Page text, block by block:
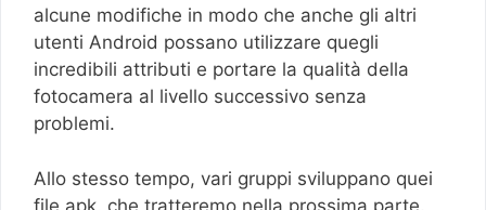
alcune modifiche in modo che anche gli altri
utenti Android possano utilizzare quegli
incredibili attributi e portare la qualità della
fotocamera al livello successivo senza
problemi.
Allo stesso tempo, vari gruppi sviluppano quei
file apk, che tratteremo nella prossima parte.